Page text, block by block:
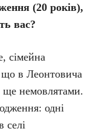
(20 років),
вас?
сімейна
що в Леонтовича
ще немовлятами.
одні
селі